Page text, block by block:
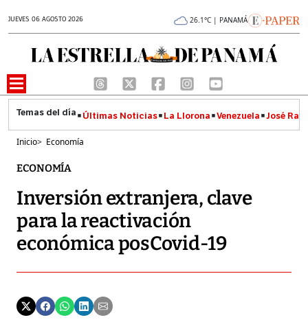
JUEVES 06 AGOSTO 2026 26.1°C | PANAMÁ
Últimas Noticias La Llorona Venezuela José
Inicio> Economía
ECONOMÍA
Inversión extranjera, clave
para la reactivación
económica posCovid-19